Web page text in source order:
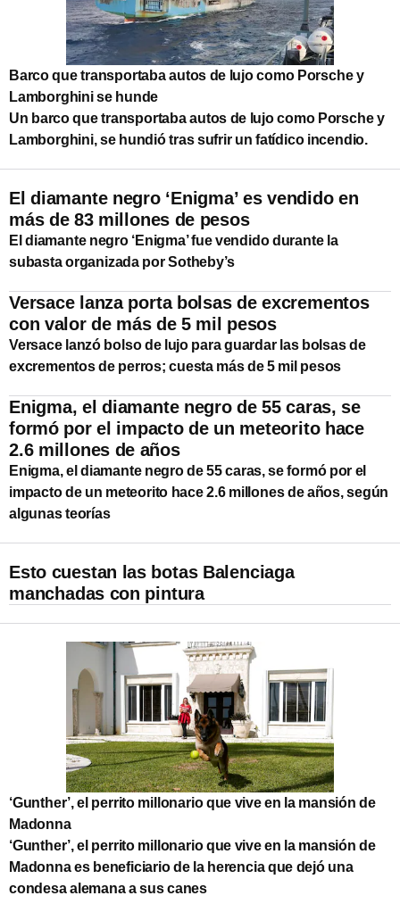
Barco que transportaba autos de lujo como Porsche y
Lamborghini se hunde
Un barco que transportaba autos de lujo como Porsche y
Lamborghini, se hundió tras sufrir un fatídico incendio.
El diamante negro ‘Enigma’ es vendido en
más de 83 millones de pesos
El diamante negro ‘Enigma’ fue vendido durante la
subasta organizada por Sotheby’s
Versace lanza porta bolsas de excrementos
con valor de más de 5 mil pesos
Versace lanzó bolso de lujo para guardar las bolsas de
excrementos de perros; cuesta más de 5 mil pesos
Enigma, el diamante negro de 55 caras, se
formó por el impacto de un meteorito hace
2.6 millones de años
Enigma, el diamante negro de 55 caras, se formó por el
impacto de un meteorito hace 2.6 millones de años, según
algunas teorías
Esto cuestan las botas Balenciaga
manchadas con pintura
‘Gunther’, el perrito millonario que vive en la mansión de
Madonna
‘Gunther’, el perrito millonario que vive en la mansión de
Madonna es beneficiario de la herencia que dejó una
condesa alemana a sus canes